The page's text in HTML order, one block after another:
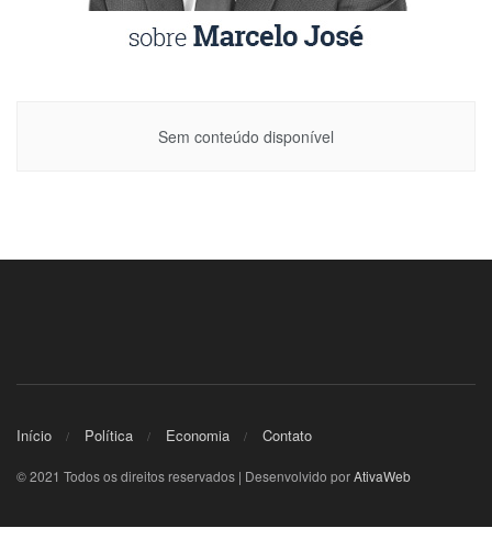
Sem conteúdo disponível
Início Política Economia Contato
© 2021 Todos os direitos reservados | Desenvolvido porAtivaWeb